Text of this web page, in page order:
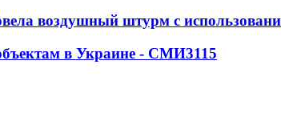
воздушный штурм с
в Украине - СМИ3115